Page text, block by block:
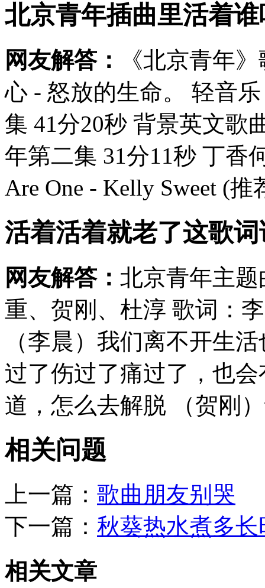
北京青年插曲里活着
网友解答：
《北京青年
心 - 怒放的生命。 轻音
集 41分20秒 背景英文歌
年第二集 31分11秒 丁香
Are One - Kelly Sweet (推
活着活着就老了这歌
网友解答： 北京青年主
重、贺刚、杜淳 歌词：
（李晨）我们离不开生
过了伤过了痛过了，也
道，怎么去解脱 （贺刚
相关问题
上一篇： 歌曲朋友别哭
下一篇： 秋葵热水煮多长
相关文章